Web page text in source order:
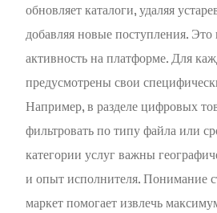
обновляет каталоги, удаляя
добавляя новые поступления.
активность на платформе. Для
предусмотрены свои
Например, в разделе цифровых
фильтровать по типу файла или
категории услуг важны
и опыт исполнителя. Понимание
маркет помогает извлечь